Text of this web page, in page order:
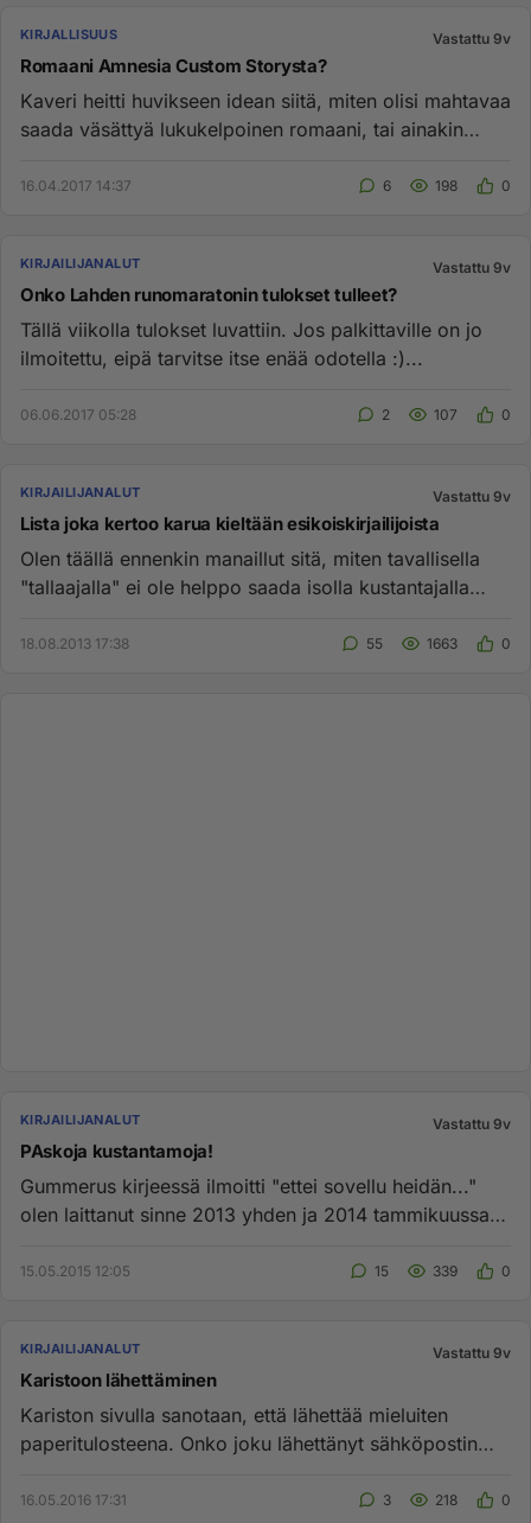
KIRJALLISUUS Vastattu 9v
Romaani Amnesia Custom Storysta?
Kaveri heitti huvikseen idean siitä, miten olisi mahtavaa
saada väsättyä lukukelpoinen romaani, tai ainakin
16.04.2017 14:37 6 198 0
KIRJAILIJANALUT Vastattu 9v
Onko Lahden runomaratonin tulokset tulleet?
Tällä viikolla tulokset luvattiin. Jos palkittaville on jo
ilmoitettu, eipä tarvitse itse enää odotella :)...
06.06.2017 05:28 2 107 0
KIRJAILIJANALUT Vastattu 9v
Lista joka kertoo karua kieltään esikoiskirjailijoista
Olen täällä ennenkin manaillut sitä, miten tavallisella
"tallaajalla" ei ole helppo saada isolla kustantajalla
18.08.2013 17:38 55 1663 0
KIRJAILIJANALUT Vastattu 9v
PAskoja kustantamoja!
Gummerus kirjeessä ilmoitti "ettei sovellu heidän..."
olen laittanut sinne 2013 yhden ja 2014 tammikuussa
15.05.2015 12:05 15 339 0
KIRJAILIJANALUT Vastattu 9v
Karistoon lähettäminen
Kariston sivulla sanotaan, että lähettää mieluiten
paperitulosteena. Onko joku lähettänyt sähköpostin
16.05.2016 17:31 3 218 0